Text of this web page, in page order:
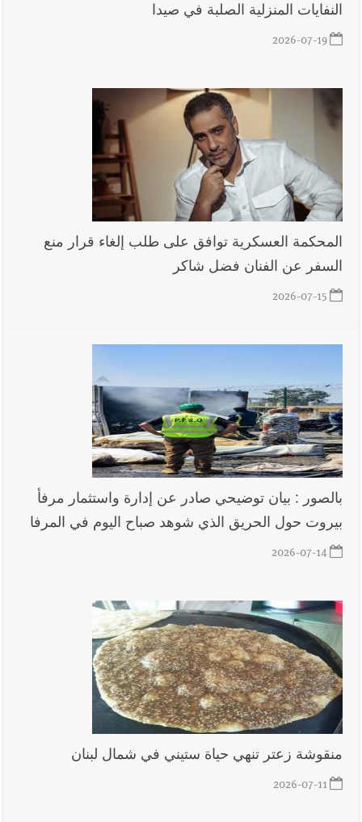
أخبار لبنان هكذا خبأت إسرائيل شيطان التفاصيل !
أخبار لبنان بالتفاصيل : جلسة لمجلس الوزراء في قصر بعبدا الوقائع
والمقررات : تعيينات ورد 4 قوانين وزيادات الغلاء| الرئيس عون
اقتصادي يتم العمل عليه في واشنطن
والبيلاني
النفايات المنزلية الصلبة في صيدا
2026-07-19
المحكمة العسكرية توافق على طلب إلغاء قرار منع
السفر عن الفنان فضل شاكر
2026-07-15
بالصور : بيان توضيحي صادر عن إدارة واستثمار مرفأ
بيروت حول الحريق الذي شوهد صباح اليوم في المرفا
2026-07-14
منقوشة زعتر تنهي حياة ستيني في شمال لبنان
2026-07-11